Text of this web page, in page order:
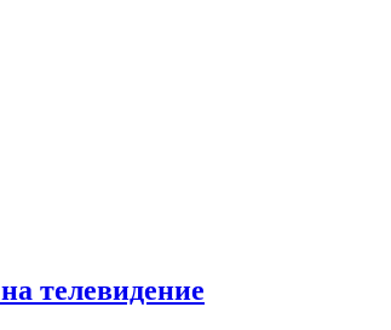
телевидение